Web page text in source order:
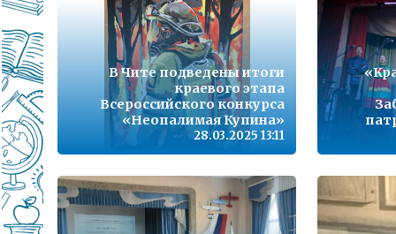
В Чите подведены итоги
краевого этапа
Всероссийского конкурса
«Неопалимая Купина»
28.03.2025 13:11